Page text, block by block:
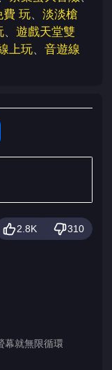
費 玩、 淡淡槍
、 遊戲天堂雙
上玩、 音遊線
2.8K 310
幕就無限循環